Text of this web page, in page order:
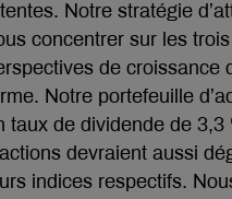
Notre stratégie
concentrer sur les
de croissance
Notre portefeuille
taux de dividende de 3,3
devraient aussi
indices respectifs.